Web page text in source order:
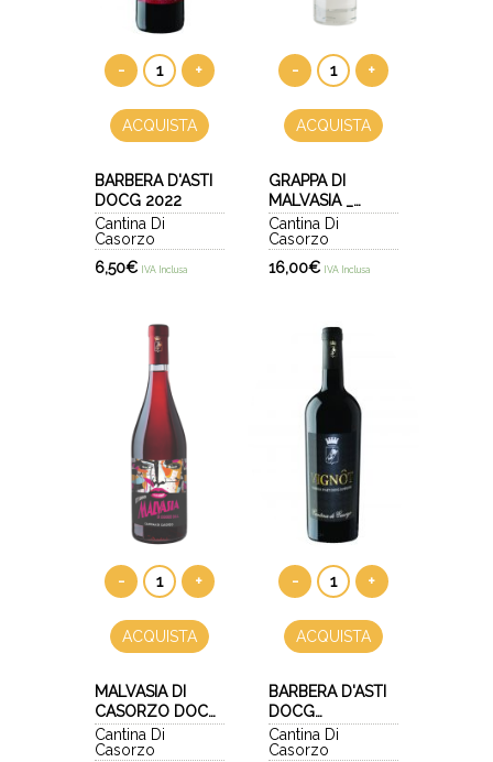
- +
ACQUISTA
GRAPPA DI
MALVASIA _
CASORZO
Cantina Di
Casorzo
16,00€ IVA Inclusa
- +
ACQUISTA
BARBERA D'ASTI
DOCG 2022
Cantina Di
Casorzo
6,50€ IVA Inclusa
- +
ACQUISTA
BARBERA D'ASTI
DOCG
SUPERIORE 2022
- VIGNOT
Cantina Di
Casorzo
- +
ACQUISTA
MALVASIA DI
CASORZO DOC
2024
Cantina Di
Casorzo